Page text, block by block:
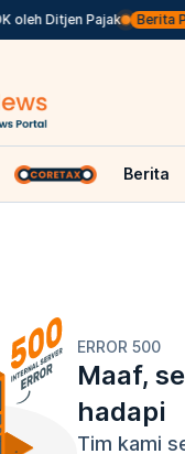
Ditjen Pajak Berita
Berita
ERROR 500
Maaf,
hadapi
Tim kami